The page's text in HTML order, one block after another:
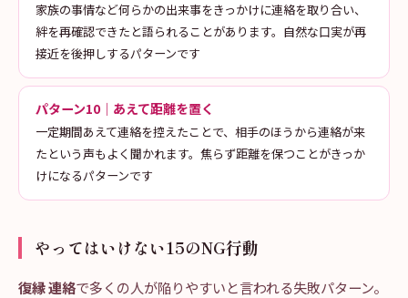
家族の事情など何らかの出来事をきっかけに連絡を取り合い、
絆を再確認できたと語られることがあります。自然な口実が再
接近を後押しするパターンです
パターン10｜あえて距離を置く
一定期間あえて連絡を控えたことで、相手のほうから連絡が来
たという声もよく聞かれます。焦らず距離を保つことがきっか
けになるパターンです
やってはいけない15のNG行動
復縁 連絡で多くの人が陥りやすいと言われる失敗パターン。